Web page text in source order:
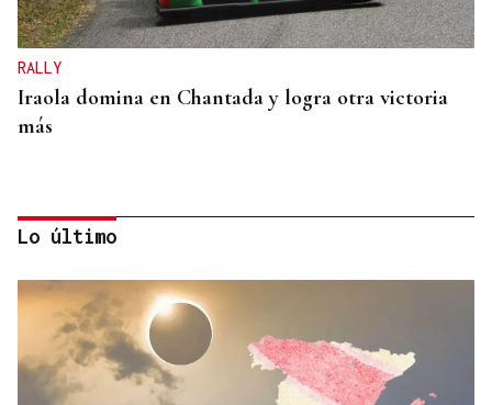
RALLY
Iraola domina en Chantada y logra otra victoria
más
Lo último